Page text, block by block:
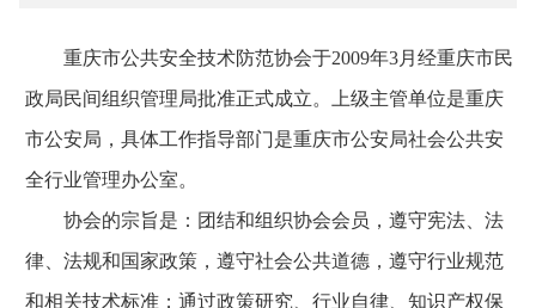
重庆市公共安全技术防范协会于2009年3月经重庆市民
政局民间组织管理局批准正式成立。上级主管单位是重庆
市公安局，具体工作指导部门是重庆市公安局社会公共安
全行业管理办公室。
协会的宗旨是：团结和组织协会会员，遵守宪法、法
律、法规和国家政策，遵守社会公共道德，遵守行业规范
和相关技术标准；通过政策研究、行业自律、知识产权保